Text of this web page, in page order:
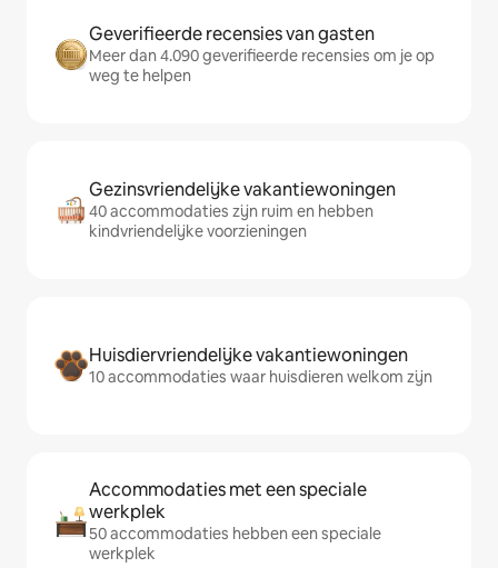
Geverifieerde recensies van gasten
Meer dan 4.090 geverifieerde recensies om je op
weg te helpen
Gezinsvriendelijke vakantiewoningen
40 accommodaties zijn ruim en hebben
kindvriendelijke voorzieningen
Huisdiervriendelijke vakantiewoningen
10 accommodaties waar huisdieren welkom zijn
Accommodaties met een speciale
werkplek
50 accommodaties hebben een speciale
werkplek